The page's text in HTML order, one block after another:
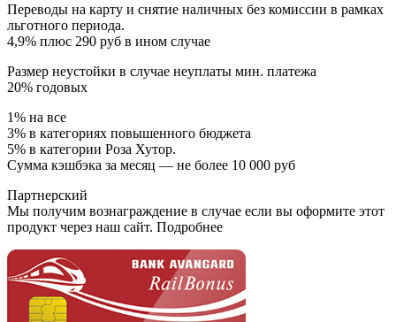
Переводы на карту и снятие наличных без комиссии в рамках
льготного периода.
4,9% плюс 290 руб в ином случае
Размер неустойки в случае неуплаты мин. платежа
20% годовых
1% на все
3% в категориях повышенного бюджета
5% в категории Роза Хутор.
Сумма кэшбэка за месяц — не более 10 000 руб
Партнерский
Мы получим вознаграждение в случае если вы оформите этот
продукт через наш сайт. Подробнее